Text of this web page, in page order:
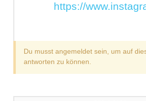
https://
Du musst angemeldet sein, um auf
antworten zu können.